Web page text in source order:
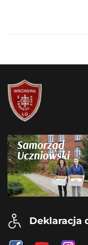
Deklaracja